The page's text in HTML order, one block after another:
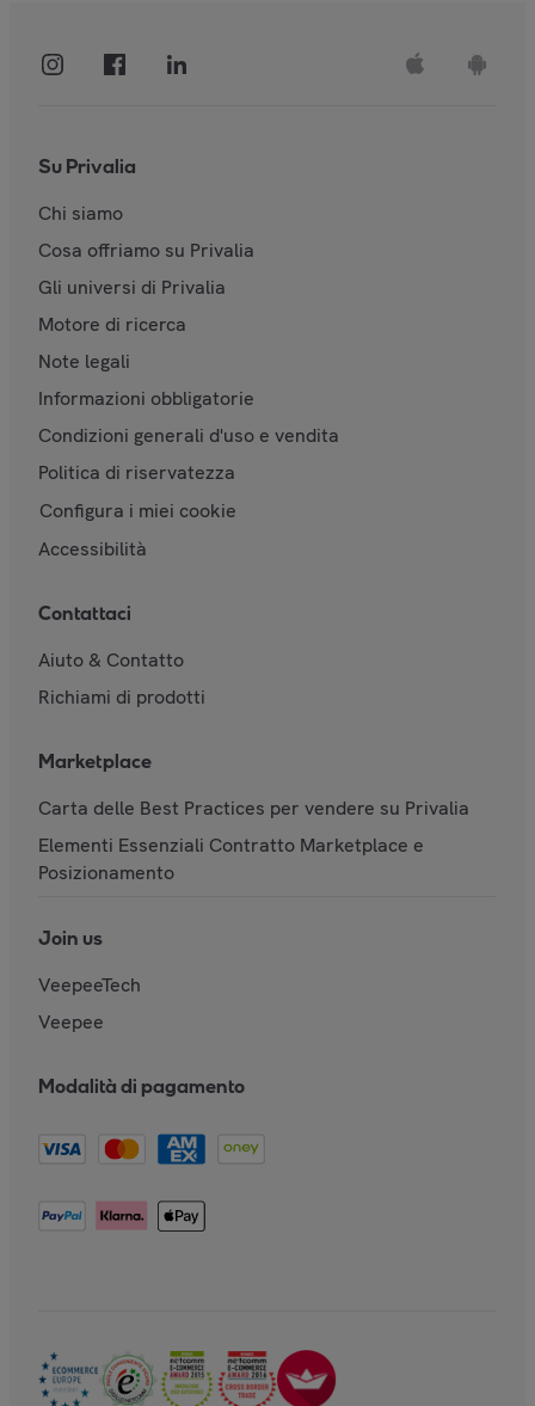
Su Privalia
Chi siamo
Cosa offriamo su Privalia
Gli universi di Privalia
Motore di ricerca
Note legali
Informazioni obbligatorie
Condizioni generali d'uso e vendita
Politica di riservatezza
Configura i miei cookie
Accessibilità
Contattaci
Aiuto & Contatto
Richiami di prodotti
Marketplace
Carta delle Best Practices per vendere su Privalia
Elementi Essenziali Contratto Marketplace e
Posizionamento
Join us
VeepeeTech
Veepee
Modalità di pagamento